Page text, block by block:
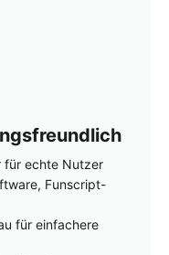
für echte Nutzer
Funscript-
für einfachere